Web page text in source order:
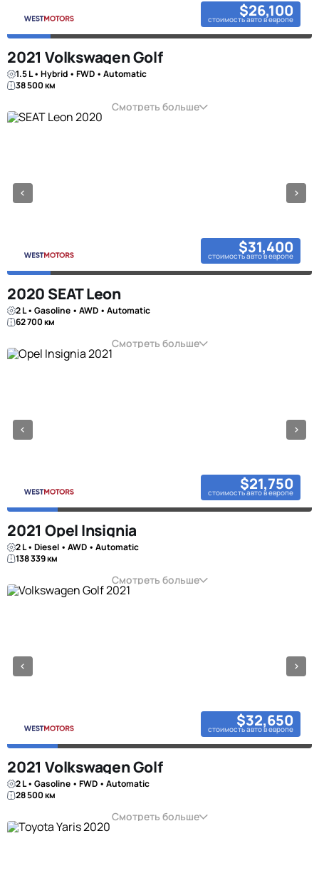
$26,100
стоимость авто в европе
2021 Volkswagen Golf
1.5 L • Hybrid • FWD • Automatic
38 500 км
Смотреть больше
$31,400
стоимость авто в европе
2020 SEAT Leon
2 L • Gasoline • AWD • Automatic
62 700 км
Смотреть больше
$21,750
стоимость авто в европе
2021 Opel Insignia
2 L • Diesel • AWD • Automatic
138 339 км
Смотреть больше
$32,650
стоимость авто в европе
2021 Volkswagen Golf
2 L • Gasoline • FWD • Automatic
28 500 км
Смотреть больше